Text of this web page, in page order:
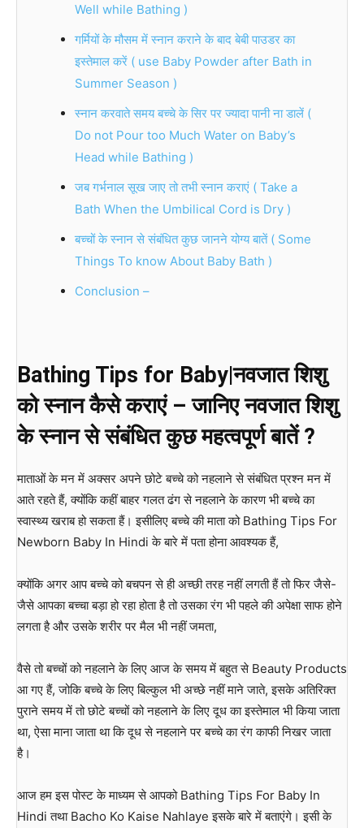
Well while Bathing )
गर्मियों के मौसम में स्नान कराने के बाद बेबी पाउडर का
इस्तेमाल करें ( use Baby Powder after Bath in
Summer Season )
स्नान करवाते समय बच्चे के सिर पर ज्यादा पानी ना डालें (
Do not Pour too Much Water on Baby’s
Head while Bathing )
जब गर्भनाल सूख जाए तो तभी स्नान कराएं ( Take a
Bath When the Umbilical Cord is Dry )
बच्चों के स्नान से संबंधित कुछ जानने योग्य बातें ( Some
Things To know About Baby Bath )
Conclusion –
Bathing Tips for Baby|नवजात शिशु
को स्नान कैसे कराएं – जानिए नवजात शिशु
के स्नान से संबंधित कुछ महत्वपूर्ण बातें ?
माताओं के मन में अक्सर अपने छोटे बच्चे को नहलाने से संबंधित प्रश्न मन में
आते रहते हैं, क्योंकि कहीं बाहर गलत ढंग से नहलाने के कारण भी बच्चे का
स्वास्थ्य खराब हो सकता हैं। इसीलिए बच्चे की माता को Bathing Tips For
Newborn Baby In Hindi के बारे में पता होना आवश्यक हैं,
क्योंकि अगर आप बच्चे को बचपन से ही अच्छी तरह नहीं लगती हैं तो फिर जैसे-
जैसे आपका बच्चा बड़ा हो रहा होता है तो उसका रंग भी पहले की अपेक्षा साफ होने
लगता है और उसके शरीर पर मैल भी नहीं जमता,
वैसे तो बच्चों को नहलाने के लिए आज के समय में बहुत से Beauty Products
आ गए हैं, जोकि बच्चे के लिए बिल्कुल भी अच्छे नहीं माने जाते, इसके अतिरिक्त
पुराने समय में तो छोटे बच्चों को नहलाने के लिए दूध का इस्तेमाल भी किया जाता
था, ऐसा माना जाता था कि दूध से नहलाने पर बच्चे का रंग काफी निखर जाता
है।
आज हम इस पोस्ट के माध्यम से आपको Bathing Tips For Baby In
Hindi तथा Bacho Ko Kaise Nahlaye इसके बारे में बताएंगे। इसी के